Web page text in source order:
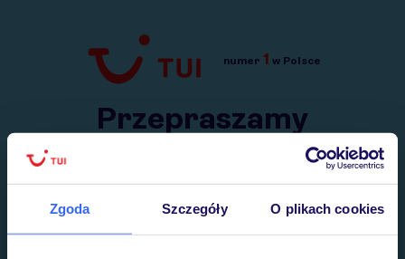
Zgoda Szczegóły O plikach cookies
Przejdź do TUI.pl
numer 1 w Polsce
Przepraszamy
Wysłaliśmy nasz serwis na krótkie wakacje.